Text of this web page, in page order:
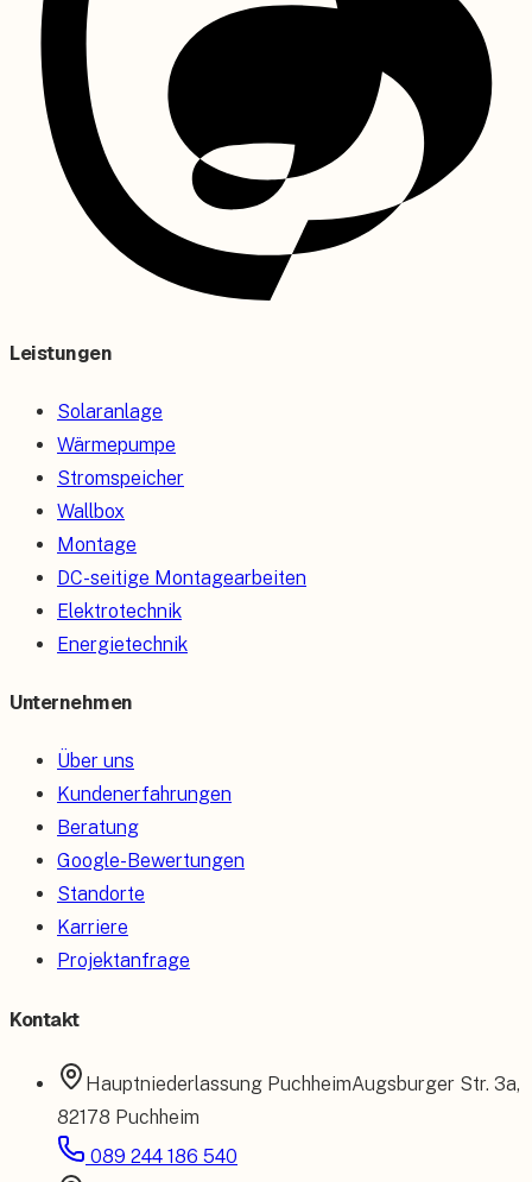
Leistungen
Solaranlage
Wärmepumpe
Stromspeicher
Wallbox
Montage
DC-seitige Montagearbeiten
Elektrotechnik
Energietechnik
Unternehmen
Über uns
Kundenerfahrungen
Beratung
Google-Bewertungen
Standorte
Karriere
Projektanfrage
Kontakt
Hauptniederlassung PuchheimAugsburger Str. 3a,
82178 Puchheim
089 244 186 540